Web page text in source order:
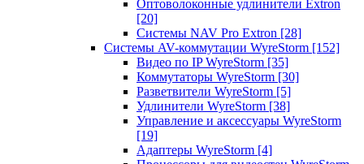
Оптоволоконные удлинители Extron
[20]
Системы NAV Pro Extron [28]
Системы AV-коммутации WyreStorm [152]
Видео по IP WyreStorm [35]
Коммутаторы WyreStorm [30]
Разветвители WyreStorm [5]
Удлинители WyreStorm [38]
Управление и аксессуары WyreStorm
[19]
Адаптеры WyreStorm [4]